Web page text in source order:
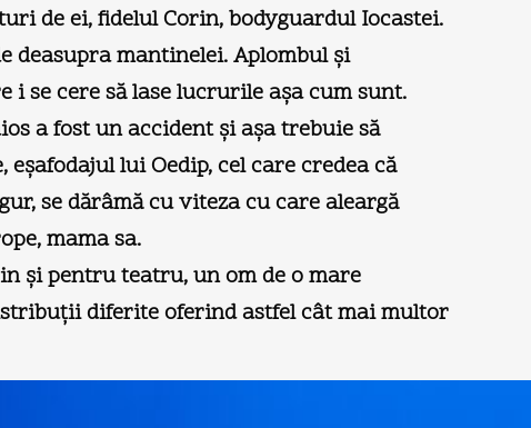
de ei, fidelul Corin, bodyguardul Iocastei.
deasupra mantinelei. Aplombul şi
i se cere să lase lucrurile aşa cum sunt.
a fost un accident şi aşa trebuie să
lui Oedip, cel care credea că
se dărâmă cu viteza cu care aleargă
mama sa.
şi pentru teatru, un om de o mare
diferite oferind astfel cât mai multor